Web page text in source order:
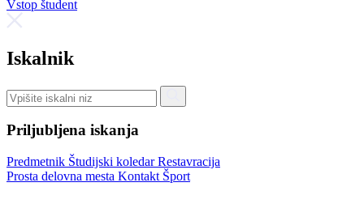
Vstop študent
Iskalnik
Priljubljena iskanja
Predmetnik Študijski koledarRestavracija
Prosta delovna mesta Kontakt Šport